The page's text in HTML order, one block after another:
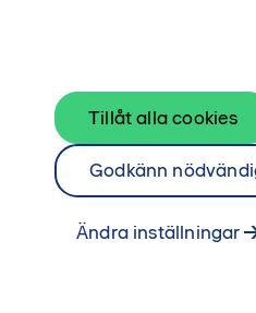
Startsida
Linköping är en
Ändra inställningar
Godkänn
Tillåt alla cookies